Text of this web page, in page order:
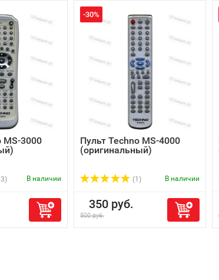
MS-3000
В наличии
-30%
Пульт Techno MS-4000
(оригинальный)
(1) В наличии
350 руб.
500 руб.